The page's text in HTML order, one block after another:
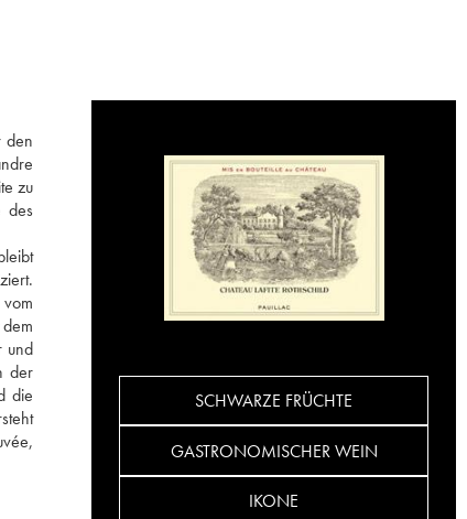
den
zu
des
und
der
die
SCHWARZE FRÜCHTE
GASTRONOMISCHER WEIN
IKONE